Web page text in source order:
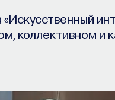
коллективном и